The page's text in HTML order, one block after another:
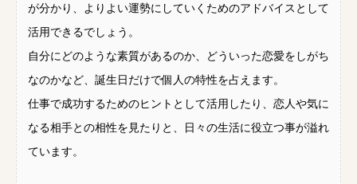
が分かり、よりよい運勢にしていくためのアドバイスとして
活用できるでしょう。
自分にどのような素質があるのか、どういった恋愛をしがち
なのかなど、誕生日だけで個人の特性を占えます。
仕事で成功するためのヒントとして活用したり、恋人や気に
なる相手との相性を見たりと、日々の生活に役立つ事が溢れ
ています。